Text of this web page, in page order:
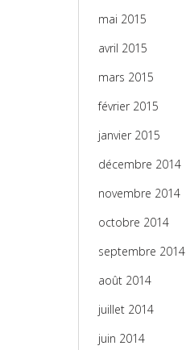
mai 2015
avril 2015
mars 2015
février 2015
janvier 2015
décembre 2014
novembre 2014
octobre 2014
septembre 2014
août 2014
juillet 2014
juin 2014